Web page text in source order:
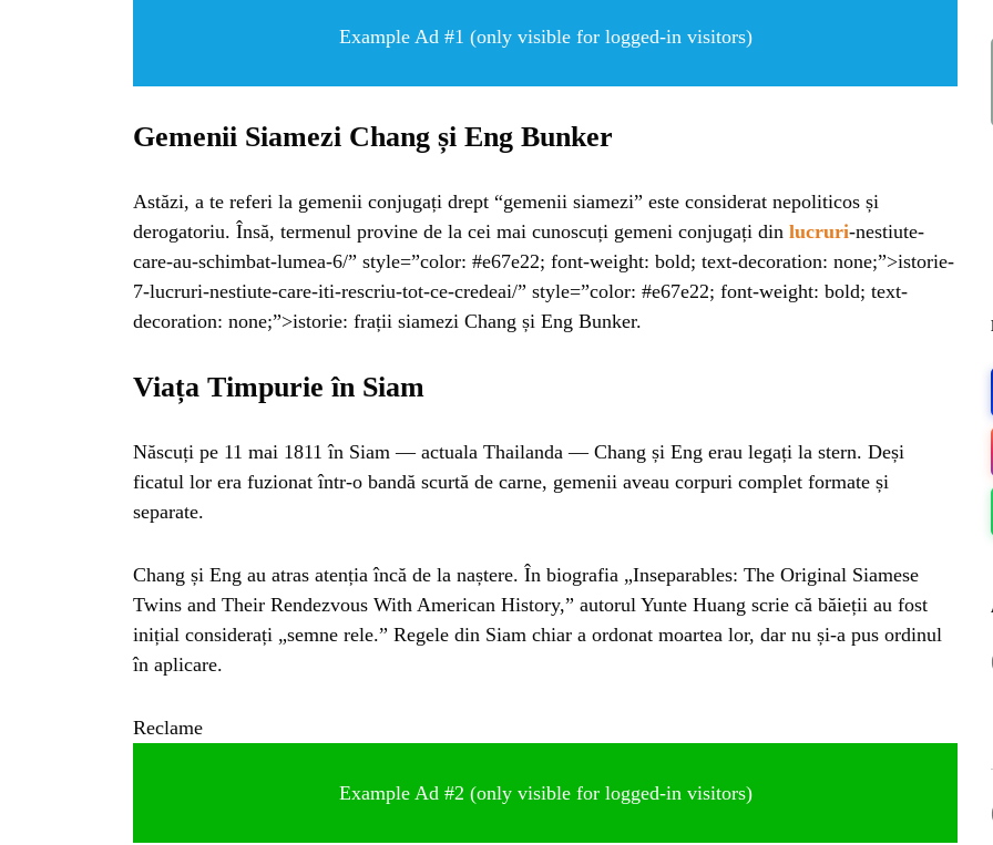
Example Ad #1 (only visible for logged-in visitors)
Gemenii Siamezi Chang și Eng Bunker
Astăzi, a te referi la gemenii conjugați drept “gemenii siamezi” este considerat nepoliticos și
derogatoriu. Însă, termenul provine de la cei mai cunoscuți gemeni conjugați din lucruri-nestiute-
care-au-schimbat-lumea-6/” style=”color: #e67e22; font-weight: bold; text-decoration: none;”>istorie-
7-lucruri-nestiute-care-iti-rescriu-tot-ce-credeai/” style=”color: #e67e22; font-weight: bold; text-
decoration: none;”>istorie: frații siamezi Chang și Eng Bunker.
Viața Timpurie în Siam
Născuți pe 11 mai 1811 în Siam — actuala Thailanda — Chang și Eng erau legați la stern. Deși
ficatul lor era fuzionat într-o bandă scurtă de carne, gemenii aveau corpuri complet formate și
separate.
Chang și Eng au atras atenția încă de la naștere. În biografia „Inseparables: The Original Siamese
Twins and Their Rendezvous With American History,” autorul Yunte Huang scrie că băieții au fost
inițial considerați „semne rele.” Regele din Siam chiar a ordonat moartea lor, dar nu și-a pus ordinul
în aplicare.
Reclame
Example Ad #2 (only visible for logged-in visitors)
HOME
BLOG
HOROSCOP
ENGLISH
CONTENT